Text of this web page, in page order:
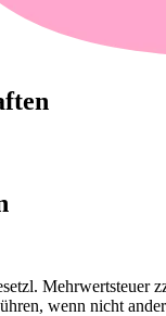
Mehrwertsteuer
wenn nicht